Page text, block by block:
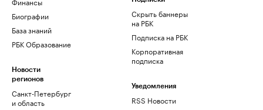
Биографии
База знаний
РБК Образование
Новости
регионов
Санкт-Петербург
и область
Скрыть баннеры
на РБК
Подписка на РБК
Корпоративная
подписка
Уведомления
RSS Новости